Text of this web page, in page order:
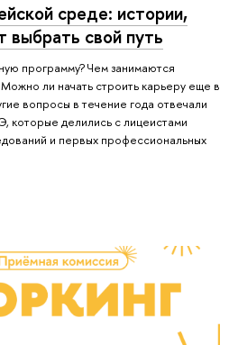
среде: истории,
свой путь
программу? Чем занимаются
ли начать строить карьеру еще в
вопросы в течение года отвечали
которые делились с лицеистами
и первых профессиональных